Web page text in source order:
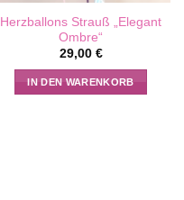
Herzballons Strauß „Elegant
Ombre“
29,00 €
IN DEN WARENKORB